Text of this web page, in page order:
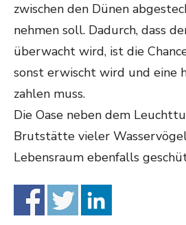
zwischen den Dünen
nehmen soll. Dadurch, dass
überwacht wird, ist die
sonst erwischt wird und eine
zahlen muss.
Die Oase neben dem
Brutstätte vieler
Lebensraum ebenfalls